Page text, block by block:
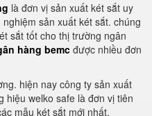
là đơn vị sản xuất két sắt uy
sản xuất két sắt. chúng
sắt tốt cho thị trường ngân
hàng bemc được nhiều đơn
hiện nay công ty sản xuất
hiệu welko safe là đơn vị tiên
mẫu két sắt mới nhất.